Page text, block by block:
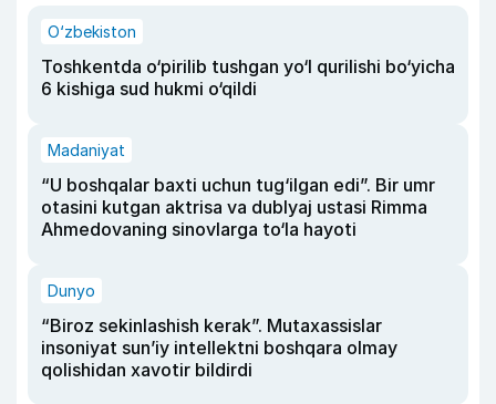
O‘zbekiston
Toshkentda o‘pirilib tushgan yo‘l qurilishi bo‘yicha
6 kishiga sud hukmi o‘qildi
Madaniyat
“U boshqalar baxti uchun tug‘ilgan edi”. Bir umr
otasini kutgan aktrisa va dublyaj ustasi Rimma
Ahmedovaning sinovlarga to‘la hayoti
Dunyo
“Biroz sekinlashish kerak”. Mutaxassislar
insoniyat sun’iy intellektni boshqara olmay
qolishidan xavotir bildirdi